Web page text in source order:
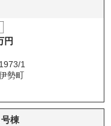
円
1
勢町
棟